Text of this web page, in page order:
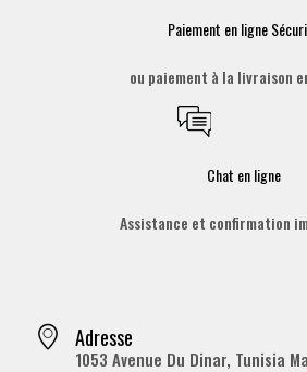
Paiement en ligne
ou paiement à la livraison
Chat en ligne
Assistance et confirmation
Adresse
1053 Avenue Du Dinar, Tunisia